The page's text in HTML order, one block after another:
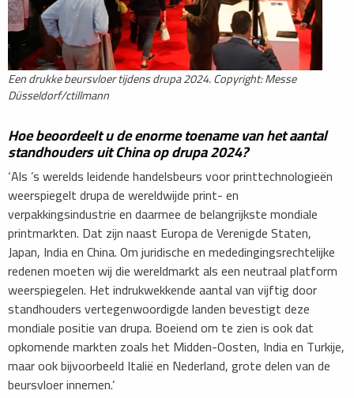
Een drukke beursvloer tijdens drupa 2024. Copyright: Messe
Düsseldorf/ctillmann
Hoe beoordeelt u de enorme toename van het aantal
standhouders uit China op drupa 2024?
‘Als ’s werelds leidende handelsbeurs voor printtechnologieën
weerspiegelt drupa de wereldwijde print- en
verpakkingsindustrie en daarmee de belangrijkste mondiale
printmarkten. Dat zijn naast Europa de Verenigde Staten,
Japan, India en China. Om juridische en mededingingsrechtelijke
redenen moeten wij die wereldmarkt als een neutraal platform
weerspiegelen. Het indrukwekkende aantal van vijftig door
standhouders vertegenwoordigde landen bevestigt deze
mondiale positie van drupa. Boeiend om te zien is ook dat
opkomende markten zoals het Midden-Oosten, India en Turkije,
maar ook bijvoorbeeld Italië en Nederland, grote delen van de
beursvloer innemen.’